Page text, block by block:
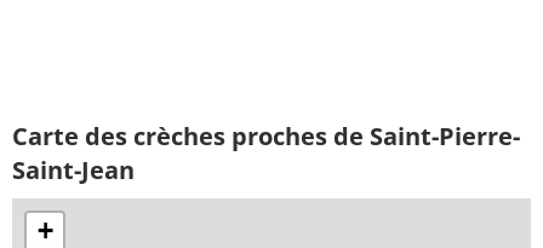
Carte des crèches proches de Saint-Pierre-
Saint-Jean
+